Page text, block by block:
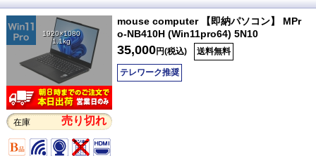
1920×1080
1.1kg
在庫 売り切れ
mouse computer 【即納パソコン】 MPr
o-NB410H (Win11pro64) 5N10
35,000円(税込) 送料無料
テレワーク推奨